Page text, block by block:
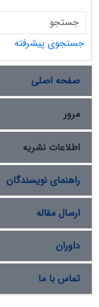
جستجوی پیشرفته
صفحه اصلی
مرور
اطلاعات نشریه
راهنمای نویسندگان
ارسال مقاله
داوران
تماس با ما